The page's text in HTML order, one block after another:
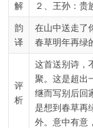
解
２、王孙：贵
韵
译
在山中送走了
春草明年再绿
评
析
这首送别诗，
聚。这是超出
继而写别后回
是想到春草再
外。意中有意